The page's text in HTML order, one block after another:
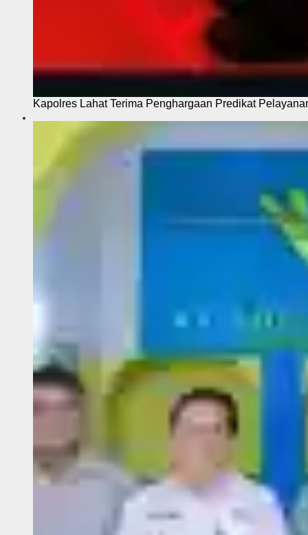
Kapolres Lahat Terima Penghargaan Predikat